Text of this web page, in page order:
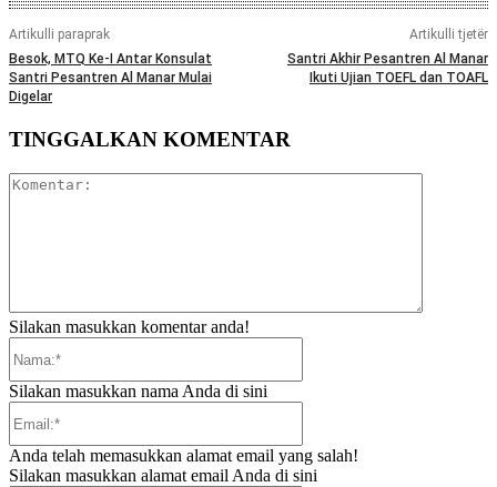
Artikulli paraprak
Besok, MTQ Ke-I Antar Konsulat
Santri Pesantren Al Manar Mulai
Digelar
Artikulli tjetër
Santri Akhir Pesantren Al Manar
Ikuti Ujian TOEFL dan TOAFL
TINGGALKAN KOMENTAR
Silakan masukkan komentar anda!
Silakan masukkan nama Anda di sini
Anda telah memasukkan alamat email yang salah!
Silakan masukkan alamat email Anda di sini